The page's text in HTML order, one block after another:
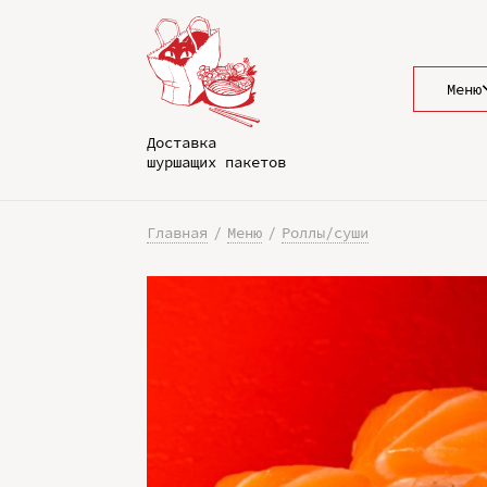
Доставка
шуршащих пакетов
Меню
Главная Меню Роллы/суши